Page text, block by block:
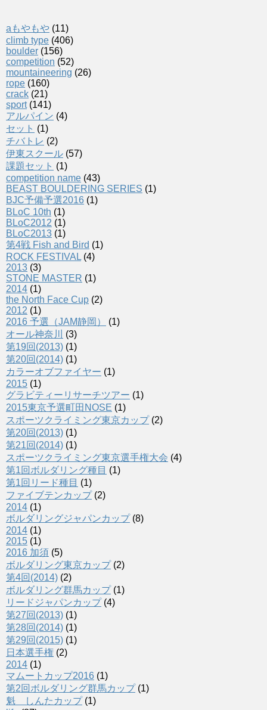
aもやもや (11)
climb type (406)
boulder (156)
competition (52)
mountaineering (26)
rope (160)
crack (21)
sport(141)
アルパイン (4)
セット (1)
チバトレ (2)
伊東スクール (57)
課題セット (1)
competition name (43)
BEAST BOULDERING SERIES (1)
BJC予備予選2016 (1)
BLoC 10th (1)
BLoC2012 (1)
BLoC2013 (1)
第4戦 Fish and Bird (1)
ROCK FESTIVAL (4)
2013 (3)
STONE MASTER (1)
2014 (1)
the North Face Cup (2)
2012 (1)
2016 予選（JAM静岡）
(1)
オール神奈川
(3)
第19回(2013) (1)
第20回(2014) (1)
カラーオブファイヤー (1)
2015 (1)
グラビティーリサーチツアー (1)
2015東京予選町田NOSE (1)
スポーツクライミング東京カップ(2)
第20回(2013) (1)
第21回(2014) (1)
スポーツクライミング東京選手権大会 (4)
第1回ボルダリング種目 (1)
第1回リード種目 (1)
ファイブテンカップ(2)
2014 (1)
ボルダリングジャパンカップ(8)
2014 (1)
2015 (1)
2016 加須 (5)
ボルダリング東京カップ(2)
第4回(2014) (2)
ボルダリング群馬カップ(1)
リードジャパンカップ(4)
第27回(2013) (1)
第28回(2014) (1)
第29回(2015) (1)
日本選手権 (2)
2014 (1)
マムートカップ2016 (1)
第2回ボルダリング群馬カップ(1)
魁 しんたカップ(1)